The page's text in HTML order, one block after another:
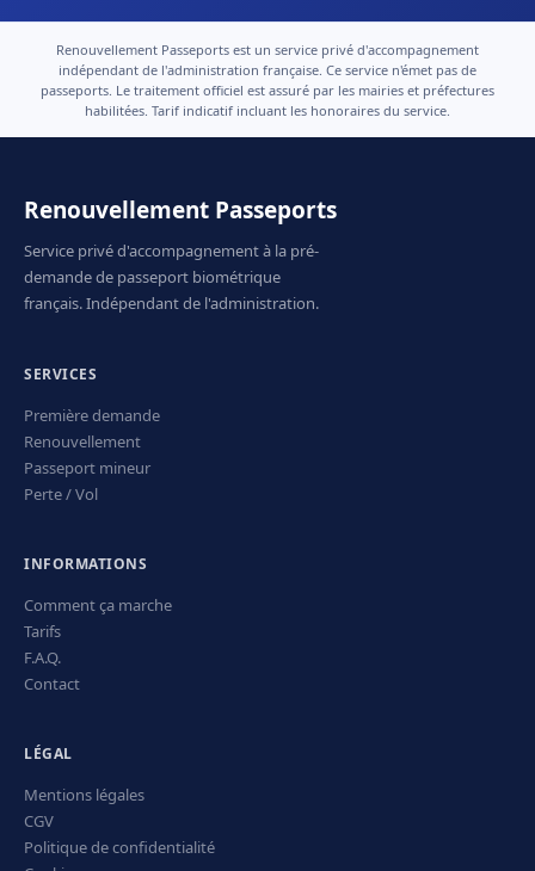
Renouvellement Passeports est un service privé d'accompagnement
indépendant de l'administration française. Ce service n'émet pas de
passeports. Le traitement officiel est assuré par les mairies et préfectures
habilitées. Tarif indicatif incluant les honoraires du service.
Renouvellement Passeports
Service privé d'accompagnement à la pré-
demande de passeport biométrique
français. Indépendant de l'administration.
SERVICES
Première demande
Renouvellement
Passeport mineur
Perte / Vol
INFORMATIONS
Comment ça marche
Tarifs
F.A.Q.
Contact
LÉGAL
Mentions légales
CGV
Politique de confidentialité